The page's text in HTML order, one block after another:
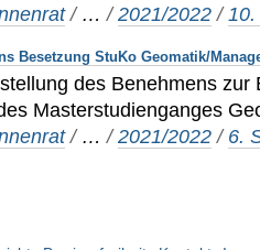
/ …/2021/2022 /
Besetzung StuKo Geomatik/
des Benehmens zur
Masterstudienganges
/ …/2021/2022 / 6.